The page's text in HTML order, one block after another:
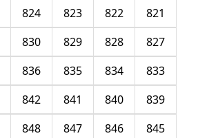
821
822
823
824
827
828
829
830
833
834
835
836
839
840
841
842
845
846
847
848